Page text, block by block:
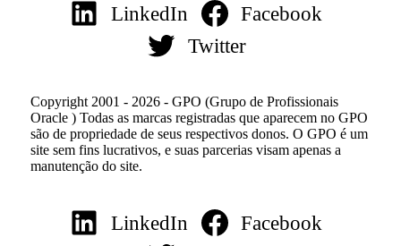
LinkedIn
Facebook
Twitter
Copyright 2001 - 2026 - GPO (Grupo de Profissionais
Oracle ) Todas as marcas registradas que aparecem no GPO
são de propriedade de seus respectivos donos. O GPO é um
site sem fins lucrativos, e suas parcerias visam apenas a
manutenção do site.
LinkedIn
Facebook